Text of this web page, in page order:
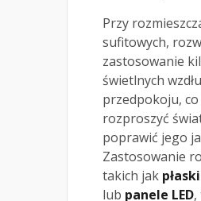
Przy
sufitowych,
zastosowanie
świetlnych
przedpokoju,
rozproszyć
poprawić jego
Zastosowanie
takich jak
lub panele LED,